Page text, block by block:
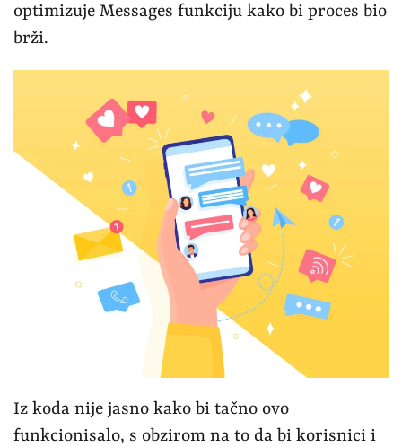
optimizuje Messages funkciju kako bi proces bio
brži.
Iz koda nije jasno kako bi tačno ovo
funkcionisalo, s obzirom na to da bi korisnici i